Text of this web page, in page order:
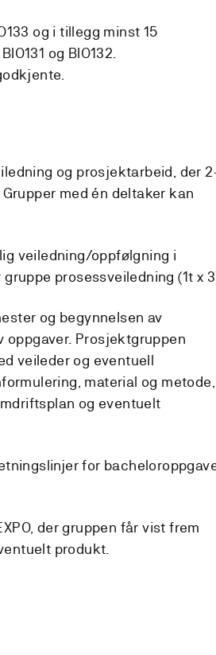
og i tillegg minst 15
og BIO132.
og prosjektarbeid, der
med én deltaker kan
veiledning/oppfølgning i
prosessveiledning (1t x
og begynnelsen av
oppgaver. Prosjektgruppen
veileder og eventuell
material og metode,
og eventuelt
for
der gruppen får vist frem
produkt.